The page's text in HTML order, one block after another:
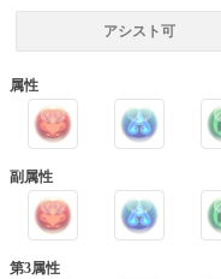
アシスト可
属性
副属性
第3属性